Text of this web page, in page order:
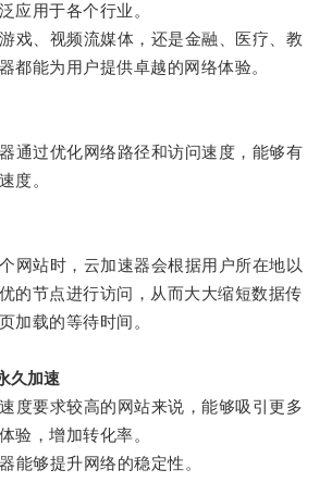
应用于各个行业。
、视频流媒体，还是金融、医疗、教
都能为用户提供卓越的网络体验。
过优化网络路径和访问速度，能够有
度。
站时，云加速器会根据用户所在地以
的节点进行访问，从而大大缩短数据传
加载的等待时间。
久加速
要求较高的网站来说，能够吸引更多
验，增加转化率。
够提升网络的稳定性。